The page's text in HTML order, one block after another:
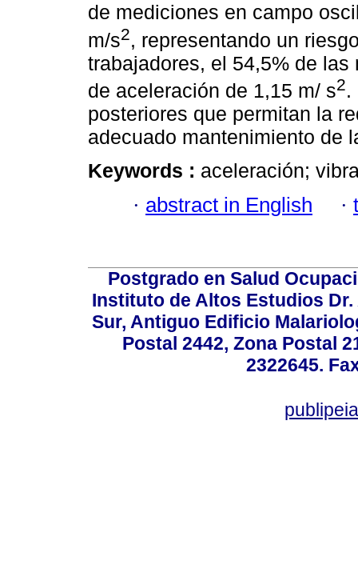
de mediciones en campo
m/s2, representando un
trabajadores, el 54,5% de
de aceleración de 1,15 m/ s2.
posteriores que permitan la
adecuado mantenimiento de
Keywords : aceleración;
· abstract in English ·
Postgrado en Salud
Instituto de Altos Estudios
Sur, Antiguo Edificio
Postal 2442, Zona Postal
2322645.